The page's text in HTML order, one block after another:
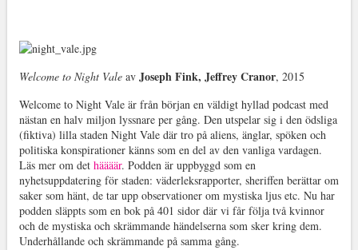
Welcome to Night Valeav Joseph Fink, Jeffrey Cranor, 2015
Welcome to Night Vale är från början en väldigt hyllad podcast med
nästan en halv miljon lyssnare per gång. Den utspelar sig i den ödsliga
(fiktiva) lilla staden Night Vale där tro på aliens, änglar, spöken och
politiska konspirationer känns som en del av den vanliga vardagen.
Läs mer om det häääär. Podden är uppbyggd som en
nyhetsuppdatering för staden: väderleksrapporter, sheriffen berättar om
saker som hänt, de tar upp observationer om mystiska ljus etc. Nu har
podden släppts som en bok på 401 sidor där vi får följa två kvinnor
och de mystiska och skrämmande händelserna som sker kring dem.
Underhållande och skrämmande på samma gång.